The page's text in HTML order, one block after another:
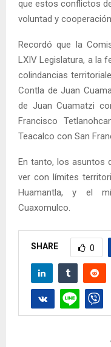
que estos conflictos
voluntad y
Recordó que la
LXIV Legislatura, a la
colindancias
Contla de Juan
de Juan Cuamatzi
Francisco
Teacalco con San
En tanto, los asuntos
ver con límites
Huamantla, y el
Cuaxomulco.
SHARE 0